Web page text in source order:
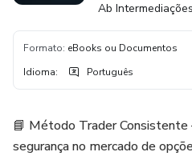
Ab Intermediações
Formato: eBooks ou Documentos
Idioma: Português
📘 Método Trader Consistente
segurança no mercado de